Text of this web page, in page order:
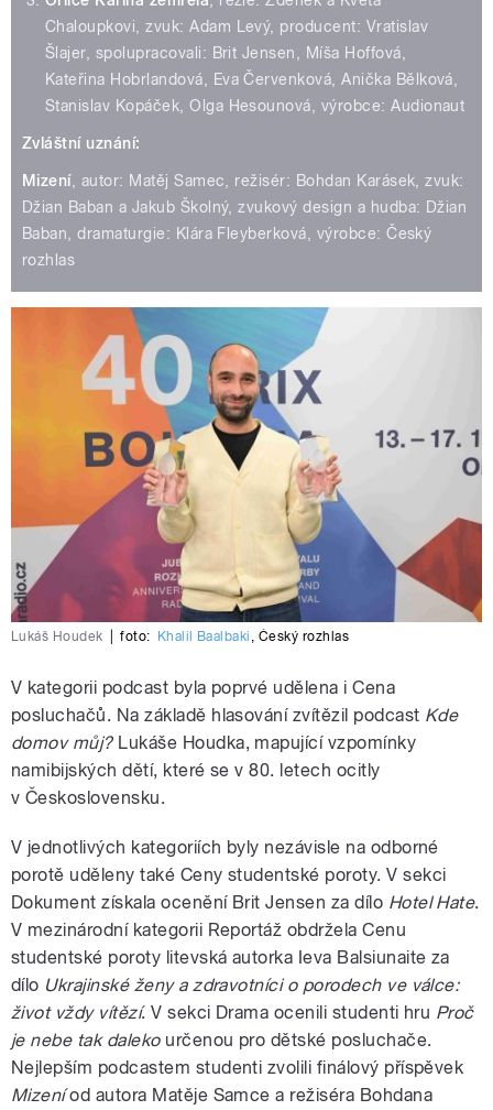
Chaloupkovi, zvuk: Adam Levý, producent: Vratislav
Šlajer, spolupracovali: Brit Jensen, Míša Hoffová,
Kateřina Hobrlandová, Eva Červenková, Anička Bělková,
Stanislav Kopáček, Olga Hesounová, výrobce: Audionaut
Zvláštní uznání:
Mizení, autor: Matěj Samec, režisér: Bohdan Karásek, zvuk:
Džian Baban a Jakub Školný, zvukový design a hudba: Džian
Baban, dramaturgie: Klára Fleyberková, výrobce: Český
rozhlas
Lukáš Houdek foto: Khalil Baalbaki Český rozhlas
V kategorii podcast byla poprvé udělena i Cena
posluchačů. Na základě hlasování zvítězil podcast Kde
domov můj?Lukáše Houdka, mapující vzpomínky
namibijských dětí, které se v 80. letech ocitly
v Československu.
V jednotlivých kategoriích byly nezávisle na odborné
porotě uděleny také Ceny studentské poroty. V sekci
Dokument získala ocenění Brit Jensen za dílo Hotel Hate.
V mezinárodní kategorii Reportáž obdržela Cenu
studentské poroty litevská autorka Ieva Balsiunaite za
dílo Ukrajinské ženy a zdravotníci o porodech ve válce:
život vždy vítězí. V sekci Drama ocenili studenti hru Proč
je nebe tak daleko určenou pro dětské posluchače.
Nejlepším podcastem studenti zvolili finálový příspěvek
Mizeníod autora Matěje Samce a režiséra Bohdana